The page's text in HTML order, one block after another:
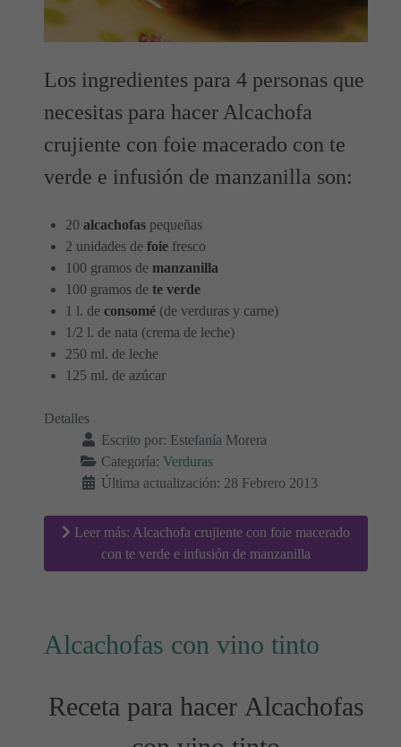
Los ingredientes para 4 personas que
necesitas para hacer Alcachofa
crujiente con foie macerado con te
verde e infusión de manzanilla son:
20 alcachofas pequeñas
2 unidades de foie fresco
100 gramos de manzanilla
100 gramos de te verde
1 l. de consomé (de verduras y carne)
1/2 l. de nata (crema de leche)
250 ml. de leche
125 ml. de azúcar
Detalles
Escrito por: Estefanía Morera
Categoría: Verduras
Última actualización: 28 Febrero 2013
Leer más: Alcachofa crujiente con foie macerado
con te verde e infusión de manzanilla
Alcachofas con vino tinto
Receta para hacer Alcachofas